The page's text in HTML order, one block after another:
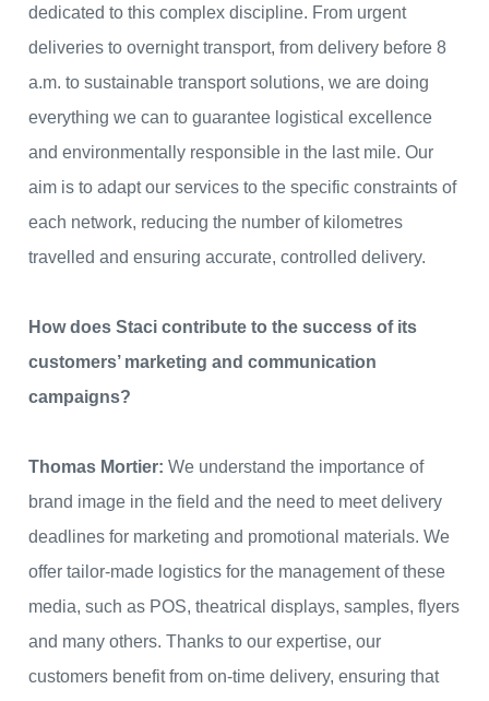
dedicated to this complex discipline. From urgent
deliveries to overnight transport, from delivery before 8
a.m. to sustainable transport solutions, we are doing
everything we can to guarantee logistical excellence
and environmentally responsible in the last mile. Our
aim is to adapt our services to the specific constraints of
each network, reducing the number of kilometres
travelled and ensuring accurate, controlled delivery.
How does Staci contribute to the success of its
customers’ marketing and communication
campaigns?
Thomas Mortier: We understand the importance of
brand image in the field and the need to meet delivery
deadlines for marketing and promotional materials. We
offer tailor-made logistics for the management of these
media, such as POS, theatrical displays, samples, flyers
and many others. Thanks to our expertise, our
customers benefit from on-time delivery, ensuring that